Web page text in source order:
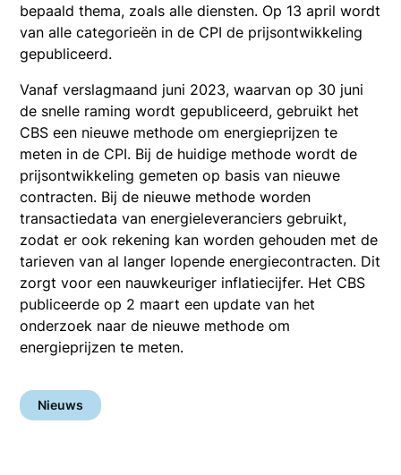
bepaald thema, zoals alle diensten. Op 13 april wordt
van alle categorieën in de CPI de prijsontwikkeling
gepubliceerd.
Vanaf verslagmaand juni 2023, waarvan op 30 juni
de snelle raming wordt gepubliceerd, gebruikt het
CBS een nieuwe methode om energieprijzen te
meten in de CPI. Bij de huidige methode wordt de
prijsontwikkeling gemeten op basis van nieuwe
contracten. Bij de nieuwe methode worden
transactiedata van energieleveranciers gebruikt,
zodat er ook rekening kan worden gehouden met de
tarieven van al langer lopende energiecontracten. Dit
zorgt voor een nauwkeuriger inflatiecijfer. Het CBS
publiceerde op 2 maart een update van het
onderzoek naar de nieuwe methode om
energieprijzen te meten.
Nieuws